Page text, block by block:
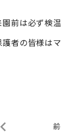
前は必ず検温
者の皆様はマ